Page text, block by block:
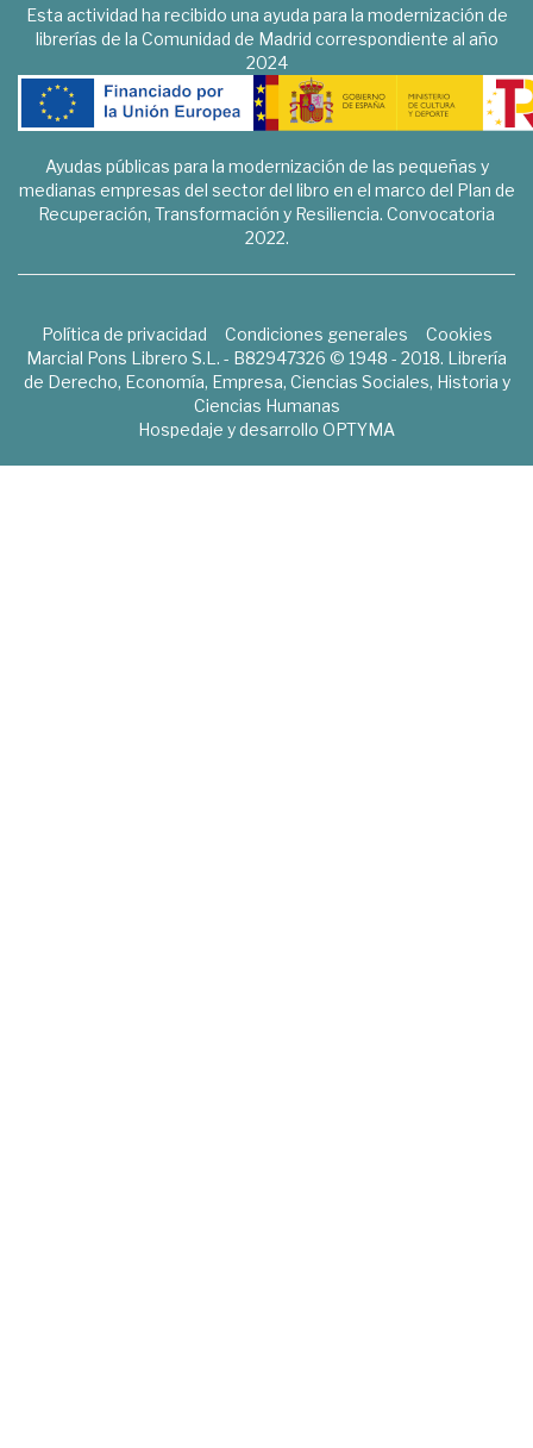
Esta actividad ha recibido una ayuda para la modernización de
librerías de la Comunidad de Madrid correspondiente al año
2024
Ayudas públicas para la modernización de las pequeñas y
medianas empresas del sector del libro en el marco del Plan de
Recuperación, Transformación y Resiliencia. Convocatoria
2022.
Política de privacidad Condiciones generales
Cookies
Marcial Pons Librero S.L. - B82947326 © 1948 - 2018. Librería
de Derecho, Economía, Empresa, Ciencias Sociales, Historia y
Ciencias Humanas
Hospedaje y desarrollo OPTYMA